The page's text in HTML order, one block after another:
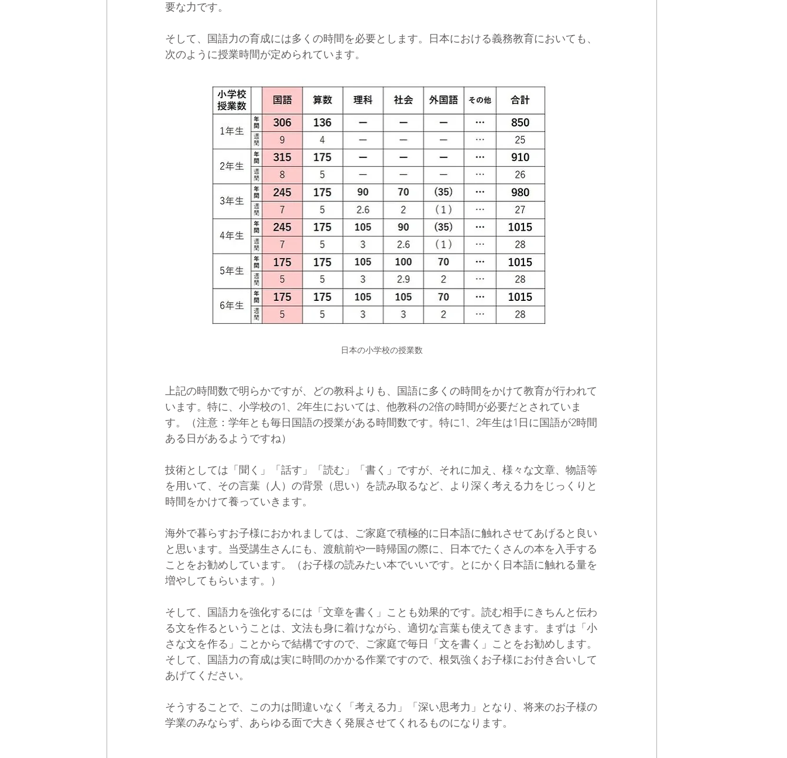
要な力です。
そして、国語力の育成には多くの時間を必要とします。日本における義務教育においても、
次のように授業時間が定められています。
日本の小学校の授業数
上記の時間数で明らかですが、どの教科よりも、国語に多くの時間をかけて教育が行われて
います。特に、小学校の1、2年生においては、他教科の2倍の時間が必要だとされていま
す。（注意：学年とも毎日国語の授業がある時間数です。特に1、2年生は1日に国語が2時間
ある日があるようですね）
技術としては「聞く」「話す」「読む」「書く」ですが、それに加え、様々な文章、物語等
を用いて、その言葉（人）の背景（思い）を読み取るなど、より深く考える力をじっくりと
時間をかけて養っていきます。
海外で暮らすお子様におかれましては、ご家庭で積極的に日本語に触れさせてあげると良い
と思います。当受講生さんにも、渡航前や一時帰国の際に、日本でたくさんの本を入手する
ことをお勧めしています。（お子様の読みたい本でいいです。とにかく日本語に触れる量を
増やしてもらいます。）
そして、国語力を強化するには「文章を書く」ことも効果的です。読む相手にきちんと伝わ
る文を作るということは、文法も身に着けながら、適切な言葉も使えてきます。まずは「小
さな文を作る」ことからで結構ですので、ご家庭で毎日「文を書く」ことをお勧めします。
そして、国語力の育成は実に時間のかかる作業ですので、根気強くお子様にお付き合いして
あげてください。
そうすることで、この力は間違いなく「考える力」「深い思考力」となり、将来のお子様の
学業のみならず、あらゆる面で大きく発展させてくれるものになります。